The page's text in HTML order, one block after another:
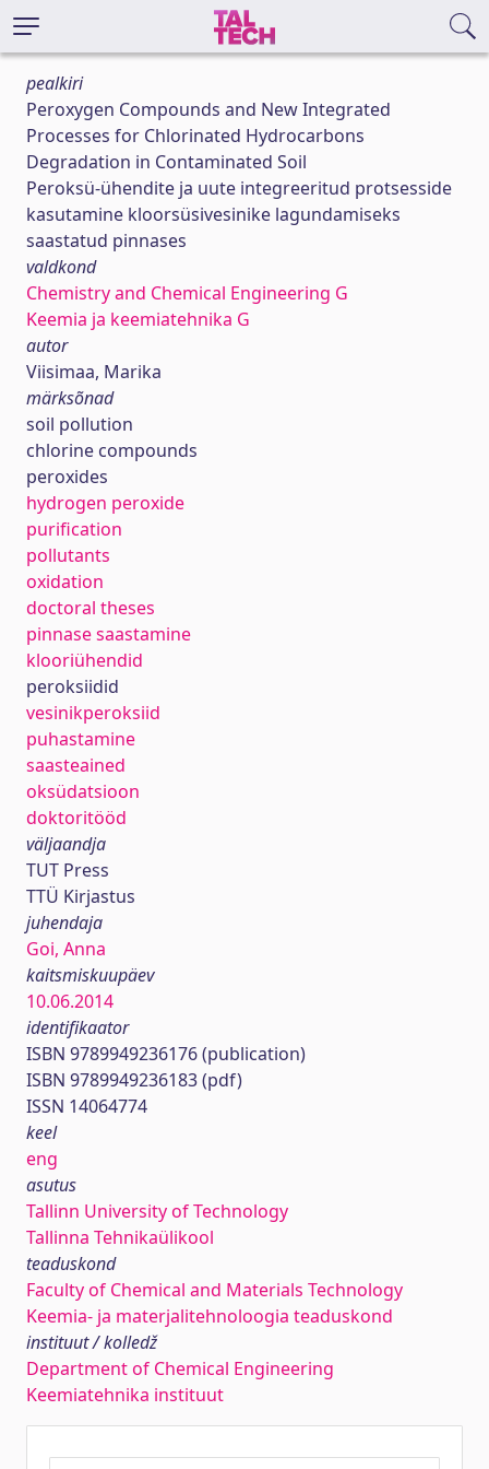
pealkiri
Peroxygen Compounds and New Integrated
Processes for Chlorinated Hydrocarbons
Degradation in Contaminated Soil
Peroksü-ühendite ja uute integreeritud protsesside
kasutamine kloorsüsivesinike lagundamiseks
saastatud pinnases
valdkond
Chemistry and Chemical Engineering G
Keemia ja keemiatehnika G
autor
Viisimaa, Marika
märksõnad
soil pollution
chlorine compounds
peroxides
hydrogen peroxide
purification
pollutants
oxidation
doctoral theses
pinnase saastamine
klooriühendid
peroksiidid
vesinikperoksiid
puhastamine
saasteained
oksüdatsioon
doktoritööd
väljaandja
TUT Press
TTÜ Kirjastus
juhendaja
Goi, Anna
kaitsmiskuupäev
10.06.2014
identifikaator
ISBN 9789949236176 (publication)
ISBN 9789949236183 (pdf)
ISSN 14064774
keel
eng
asutus
Tallinn University of Technology
Tallinna Tehnikaülikool
teaduskond
Faculty of Chemical and Materials Technology
Keemia- ja materjalitehnoloogia teaduskond
instituut / kolledž
Department of Chemical Engineering
Keemiatehnika instituut